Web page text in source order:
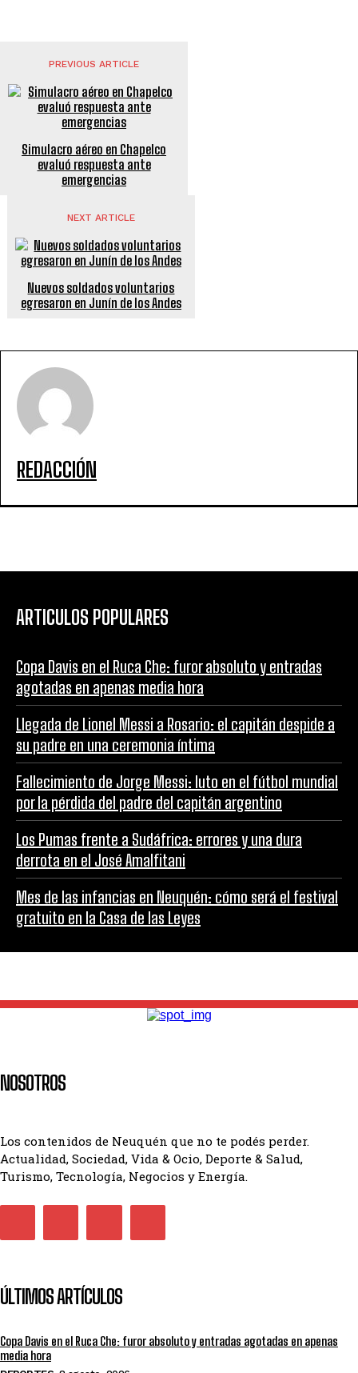
PREVIOUS ARTICLE
Simulacro aéreo en Chapelco
evaluó respuesta ante
emergencias
NEXT ARTICLE
Nuevos soldados voluntarios
egresaron en Junín de los Andes
REDACCIÓN
ARTICULOS POPULARES
Copa Davis en el Ruca Che: furor absoluto y entradas
agotadas en apenas media hora
Llegada de Lionel Messi a Rosario: el capitán despide a
su padre en una ceremonia íntima
Fallecimiento de Jorge Messi: luto en el fútbol mundial
por la pérdida del padre del capitán argentino
Los Pumas frente a Sudáfrica: errores y una dura
derrota en el José Amalfitani
Mes de las infancias en Neuquén: cómo será el festival
gratuito en la Casa de las Leyes
NOSOTROS
Los contenidos de Neuquén que no te podés perder.
Actualidad, Sociedad, Vida & Ocio, Deporte & Salud,
Turismo, Tecnología, Negocios y Energía.
ÚLTIMOS ARTÍCULOS
Copa Davis en el Ruca Che: furor absoluto y entradas agotadas en apenas
media hora